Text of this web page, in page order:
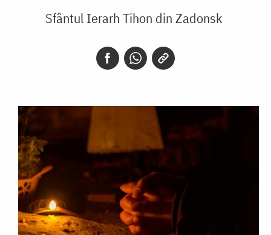
Sfântul Ierarh Tihon din Zadonsk